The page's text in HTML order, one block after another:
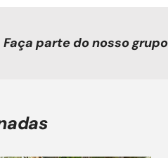
Faça parte do nosso